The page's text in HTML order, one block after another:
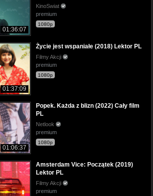
01:36:07
KinoSwiat
premium
1080p
01:37:09
Życie jest wspaniałe (2018) Lektor PL
Filmy Akcji
premium
1080p
01:06:37
Popek. Każda z blizn (2022) Cały film
PL
Netlook
premium
1080p
Amsterdam Vice: Początek (2019)
Lektor PL
Filmy Akcji
premium